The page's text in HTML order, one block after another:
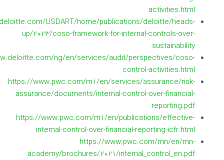
activities.html
USDART/home/publications/deloitte/heads-
up/2023/coso-framework-for-internal-controls-over-
sustainability
ng/en/services/audit/perspectives/coso-
control-activities.html
https://www.pwc.com/m1/en/services/assurance/risk-
assurance/documents/internal-control-over-financial-
reporting.pdf
https://www.pwc.com/m1/en/publications/effective-
internal-control-over-financial-reporting-icfr.html
https://www.pwc.com/mn/en/mn-
academy/brochures/2021/internal_control_en.pdf